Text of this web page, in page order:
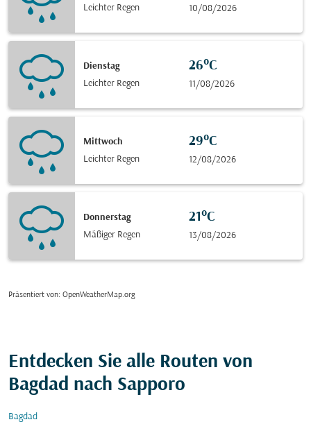
Leichter Regen
10/08/2026
Dienstag
Leichter Regen
26°C
11/08/2026
Mittwoch
Leichter Regen
29°C
12/08/2026
Donnerstag
Mäßiger Regen
21°C
13/08/2026
Präsentiert von: OpenWeatherMap.org
Entdecken Sie alle Routen von
Bagdad nach Sapporo
Bagdad